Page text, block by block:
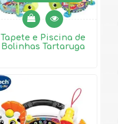
Tapete e Piscina de
Bolinhas Tartaruga